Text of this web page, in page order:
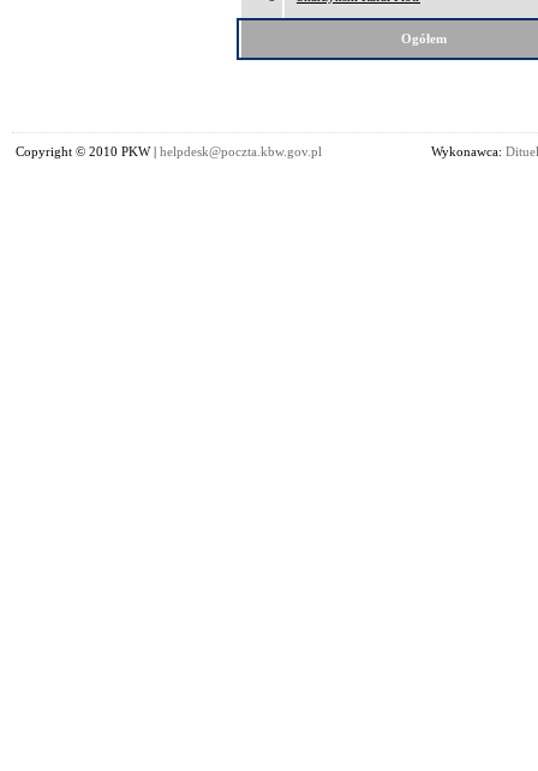
Ogółem
Copyright © 2010 PKW | helpdesk@poczta.kbw.gov.pl Wykonawca: